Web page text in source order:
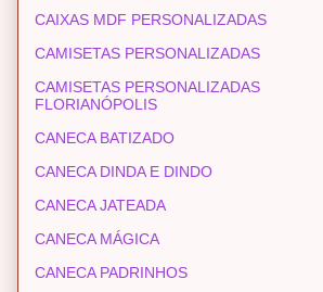
CAIXAS MDF PERSONALIZADAS
CAMISETAS PERSONALIZADAS
CAMISETAS PERSONALIZADAS
FLORIANÓPOLIS
CANECA BATIZADO
CANECA DINDA E DINDO
CANECA JATEADA
CANECA MÁGICA
CANECA PADRINHOS